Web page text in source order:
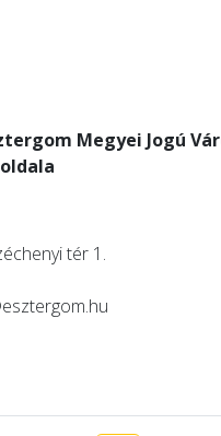
Megyei Jogú
tér 1.